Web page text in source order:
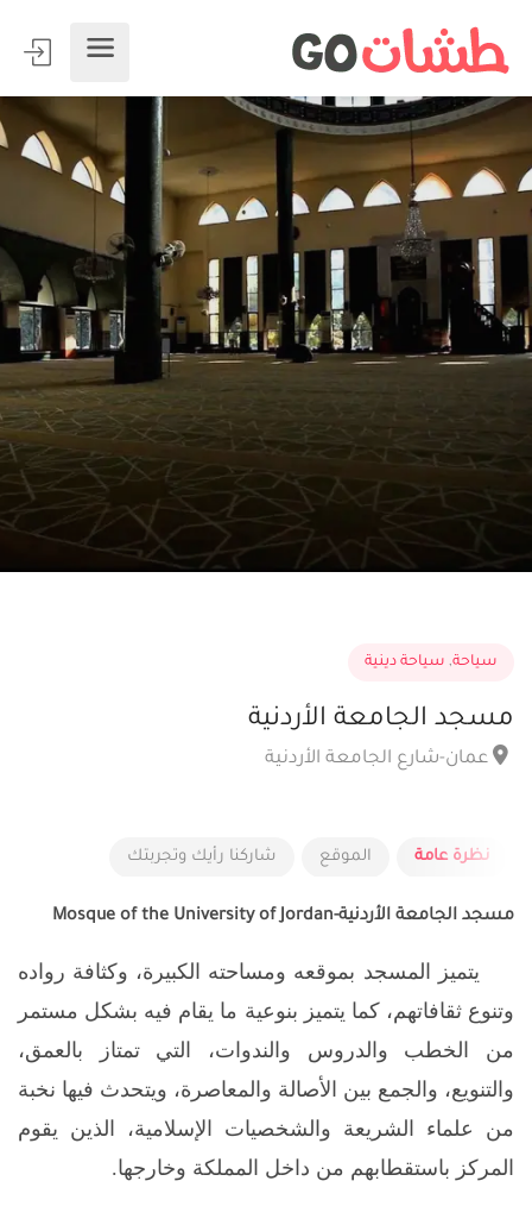
سياحة, سياحة دينية
مسجد الجامعة الأردنية
عمان-شارع الجامعة الأردنية
نظرة عامة الموقع شاركنا رأيك وتجربتك
مسجد الجامعة الأردنية-Mosque of the University of Jordan
يتميز المسجد بموقعه ومساحته الكبيرة، وكثافة رواده
وتنوع ثقافاتهم، كما يتميز بنوعية ما يقام فيه بشكل مستمر
من الخطب والدروس والندوات، التي تمتاز بالعمق،
والتنويع، والجمع بين الأصالة والمعاصرة، ويتحدث فيها نخبة
من علماء الشريعة والشخصيات الإسلامية، الذين يقوم
المركز باستقطابهم من داخل المملكة وخارجها.